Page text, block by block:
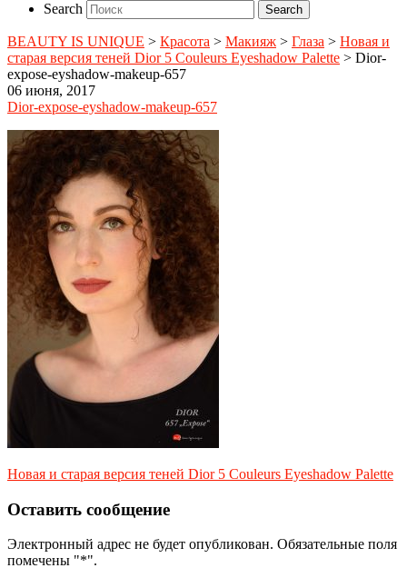
Search
BEAUTY IS UNIQUE > Красота > Макияж > Глаза > Новая и
старая версия теней Dior 5 Couleurs Eyeshadow Palette > Dior-
expose-eyshadow-makeup-657
06 июня, 2017
Dior-expose-eyshadow-makeup-657
Новая и старая версия теней Dior 5 Couleurs Eyeshadow Palette
Оставить сообщение
Электронный адрес не будет опубликован. Обязательные поля
помечены "*".